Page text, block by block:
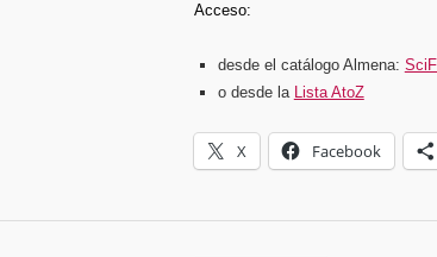
Acceso:
desde el catálogo Almena:
o desde la Lista AtoZ
X Facebook